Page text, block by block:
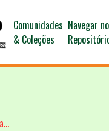
Comunidades
& Coleções
Navegar no
Gamificação no ensino de línguas estrangeiras: algumas considerações sobre o ensino da língua francesa por meio de jogos digitais no ensino básico remoto no Centro Estadual de Língua e Cultura Francesa Danielle Mitterrand